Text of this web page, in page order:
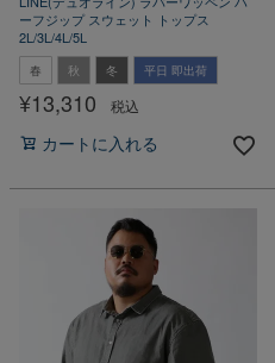
ーフジップ スウェット トップス
2L/3L/4L/5L
春 秋 冬 平日 即出荷
¥13,310 税込
カートに入れる